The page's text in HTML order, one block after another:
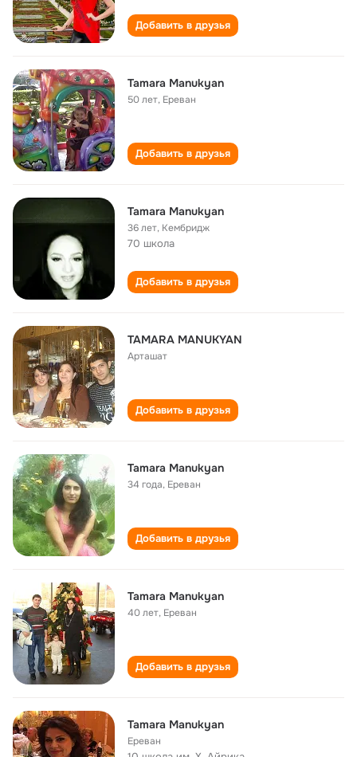
Добавить в друзья
Tamara Manukyan
50 лет, Ереван
Добавить в друзья
Tamara Manukyan
36 лет, Кембридж
70 школа
Добавить в друзья
TAMARA MANUKYAN
Арташат
Добавить в друзья
Tamara Manukyan
34 года, Ереван
Добавить в друзья
Tamara Manukyan
40 лет, Ереван
Добавить в друзья
Tamara Manukyan
Ереван